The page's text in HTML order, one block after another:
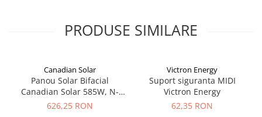
Sisteme de management (BMS)
Redresoare auto, moto, barci si
stationare
Surse UPS
UPS pentru centrale termice si
PRODUSE SIMILARE
Canadian Solar
Panou Solar Bifacial
Canadian Solar 585W, N-
Type TOPCon, CS6W-TB-SF-
626,25 RON
Victron Energy
Suport siguranta MIDI
Victron Energy
62,35 RON